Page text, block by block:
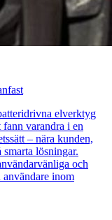
elverktyg
varandra i en
– nära kunden,
lösningar.
och
inom